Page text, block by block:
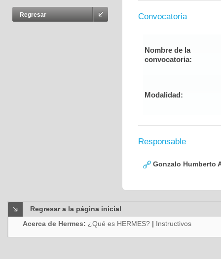
Regresar Convocatoria
Nombre de la
convocatoria:
Modalidad:
Responsable
Gonzalo Humberto
Regresar a la página inicial
Acerca de Hermes: ¿Qué es HERMES? | Instructivos